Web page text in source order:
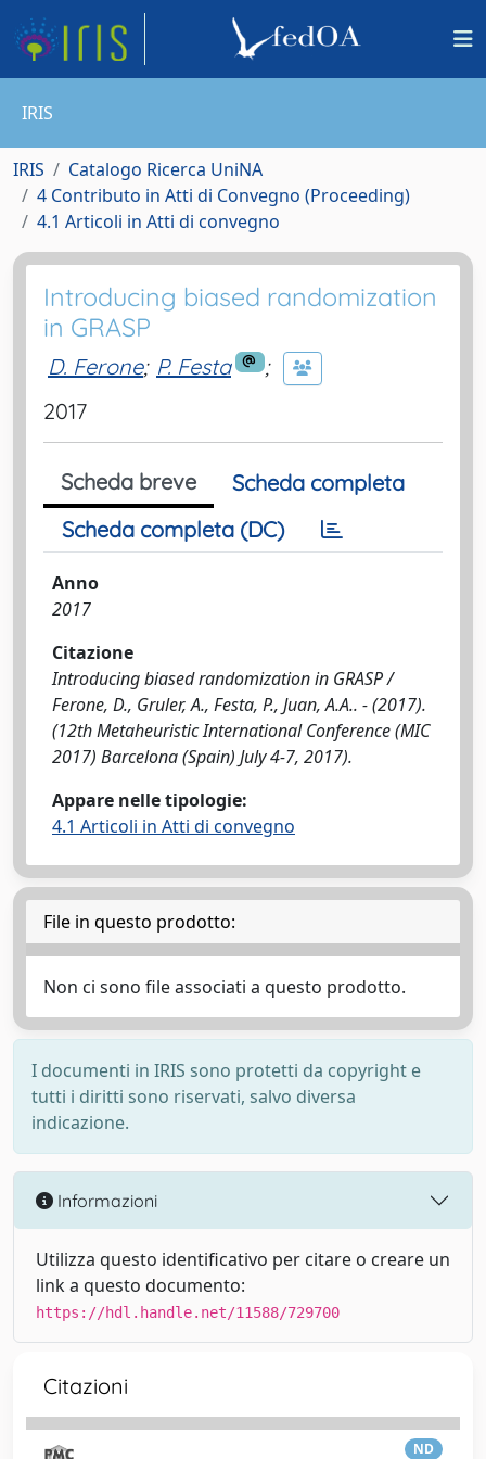
IRIS
IRIS
Catalogo Ricerca UniNA
4 Contributo in Atti di Convegno (Proceeding)
4.1 Articoli in Atti di convegno
Introducing biased randomization
in GRASP
D. Ferone; P. Festa
;
2017
Scheda breve
Scheda completa
Scheda completa (DC)
Anno
2017
Citazione
Introducing biased randomization in GRASP /
Ferone, D., Gruler, A., Festa, P., Juan, A.A.. - (2017).
(12th Metaheuristic International Conference (MIC
2017) Barcelona (Spain) July 4-7, 2017).
Appare nelle tipologie:
4.1 Articoli in Atti di convegno
File in questo prodotto:
Non ci sono file associati a questo prodotto.
I documenti in IRIS sono protetti da copyright e
tutti i diritti sono riservati, salvo diversa
indicazione.
Informazioni
Utilizza questo identificativo per citare o creare un
link a questo documento:
https://hdl.handle.net/11588/729700
Citazioni
ND